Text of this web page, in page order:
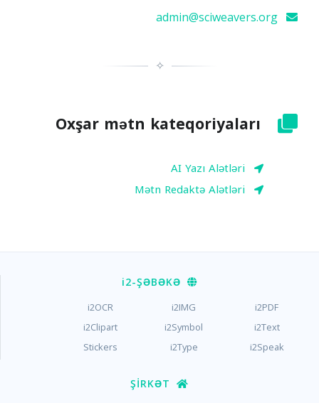
✧
Oxşar mətn kateqoriyaları
AI Yazı Alətləri
Mətn Redaktə Alətləri
i2-ŞƏBƏKƏ
i2PDF
i2IMG
i2OCR
i2Text
i2Symbol
i2Clipart
i2Speak
i2Type
Stickers